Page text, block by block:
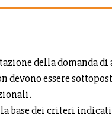
della domanda
essere
base dei criteri indicati